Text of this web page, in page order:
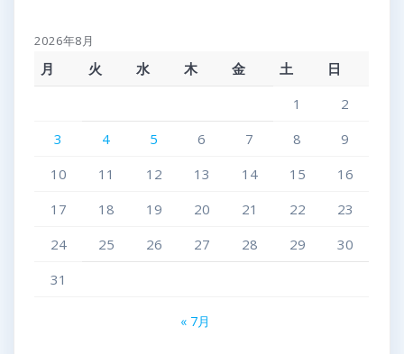
2026年8月
月 火 水 木 金 土
日
1
2
3
4 5 6 7 8
9
10
11 12 13 14 15
16
17
18 19 20 21 22
23
24
25 26 27 28 29
30
31
« 7月